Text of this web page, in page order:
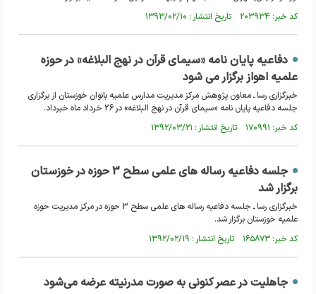
کد خبر: ۲۰۳۹۳۴ تاریخ انتشار : ۱۳۹۳/۰۲/۱۰
دفاعیه پایان نامه «سیمای قرآن در نهج البلاغه» در حوزه
علمیه اهواز برگزار می شود
خبرگزاری رسا ـ معاون پژوهش مرکز مدیریت مدارس علمیه بانوان خوزستان از برگزاری
جلسه دفاعیه پایان نامه «سیمای قرآن در نهج البلاغه» در 26 خرداد ماه خبرداد.
کد خبر: ۱۷۰۹۹۱ تاریخ انتشار : ۱۳۹۲/۰۳/۲۱
جلسه دفاعیه رساله های علمی سطح 3 حوزه در خوزستان
برگزار شد
خبرگزاری رسا ـ جلسه دفاعیه رساله های علمی سطح 3 حوزه در مرکز مدیریت حوزه
علمیه خوزستان برگزار شد.
کد خبر: ۱۶۵۸۷۳ تاریخ انتشار : ۱۳۹۲/۰۲/۱۹
جاهلیت در عصر کنونی به صورت مدرنیته عرضه می‌شود